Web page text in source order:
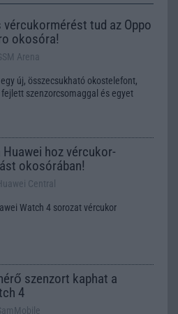
vércukormérést tud az Oppo
okosóra!
Arena
új, összecsukható okostelefont,
szenzorcsomaggal és egyet
hoz vércukor-
okosórában!
Central
Watch 4 sorozat vércukor
szenzort kaphat a
4